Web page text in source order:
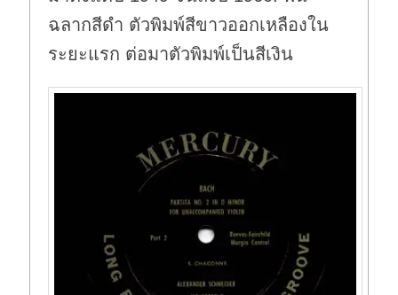
ฉลากสีดำ ตัวพิมพ์สีขาวออกเหลืองใน
ระยะแรก ต่อมาตัวพิมพ์เป็นสีเงิน